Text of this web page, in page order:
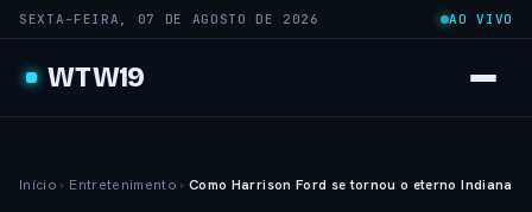
SEXTA-FEIRA, 07 DE AGOSTO DE 2026 AO VIVO
WTW19
Início › Entretenimento › Como Harrison Ford se tornou o eterno Indiana